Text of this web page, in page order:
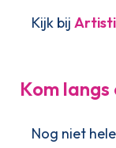
Kijk bij
Kom
Nog niet